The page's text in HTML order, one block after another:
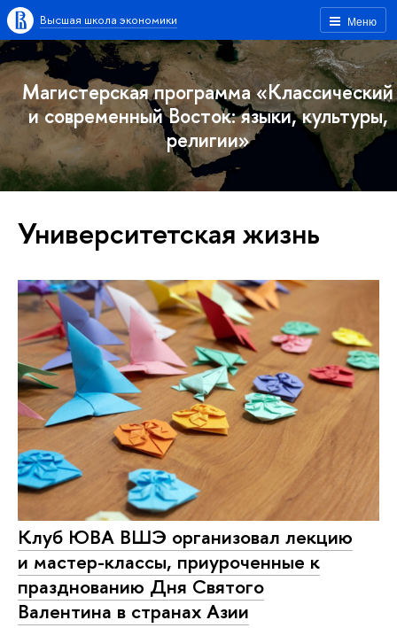
Меню
Высшая школа экономики
Магистерская программа «Классический
и современный Восток: языки, культуры,
религии»
Университетская жизнь
Клуб ЮВА ВШЭ организовал лекцию
и мастер-классы, приуроченные к
празднованию Дня Святого
Валентина в странах Азии